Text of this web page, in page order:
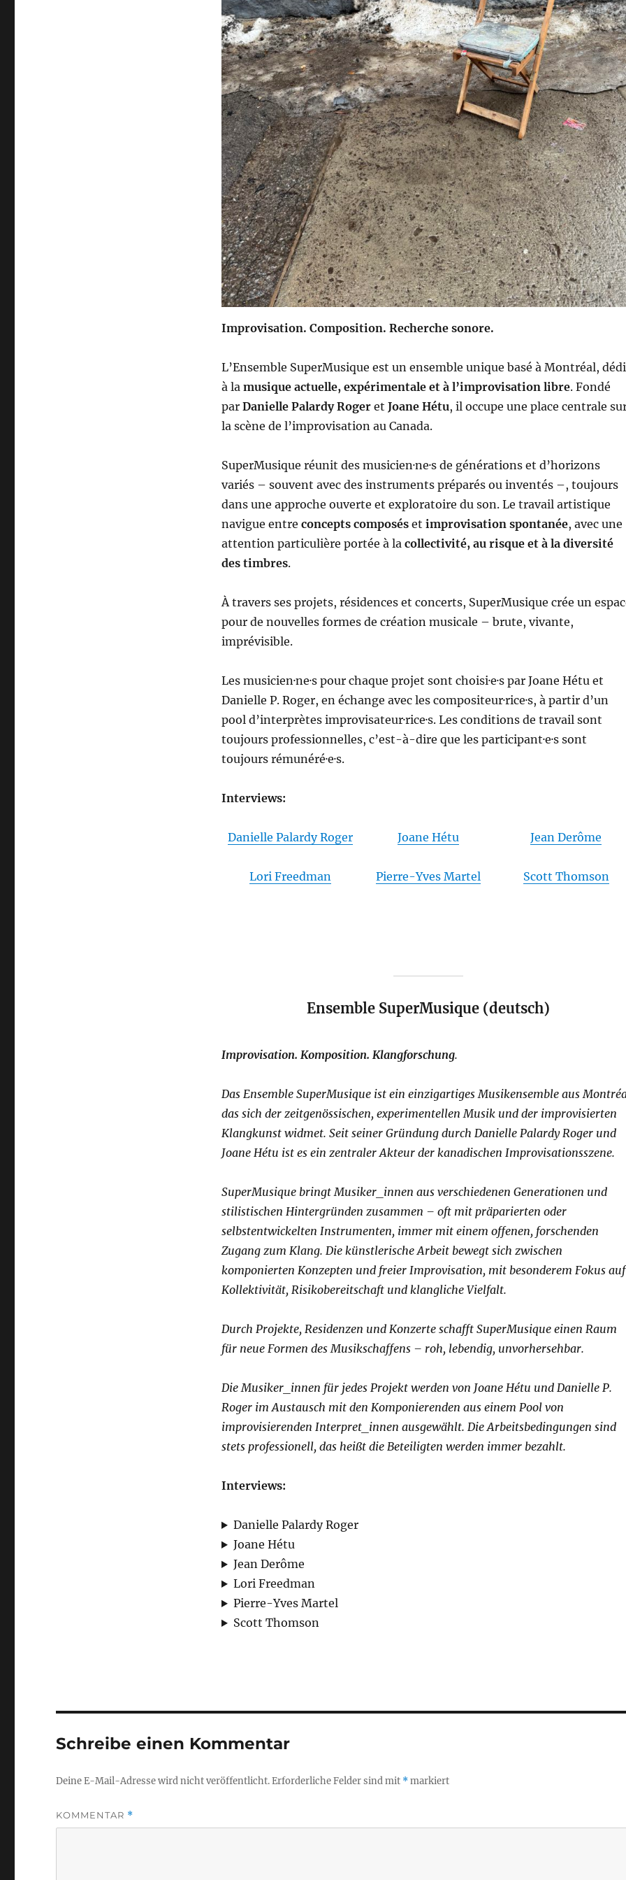
Improvisation. Composition. Recherche sonore.
L’Ensemble SuperMusique est un ensemble unique basé à Montréal,
à la musique actuelle, expérimentale et à l’improvisation libre. Fondé
par Danielle Palardy Rogeret Joane Hétu, il occupe une place centrale
la scène de l’improvisation au Canada.
SuperMusique réunit des musicien·ne·s de générations et d’horizons
variés – souvent avec des instruments préparés ou inventés –, toujours
dans une approche ouverte et exploratoire du son. Le travail artistique
navigue entre concepts composéset improvisation spontanée, avec une
attention particulière portée à la collectivité, au risque et à la diversité
des timbres.
À travers ses projets, résidences et concerts, SuperMusique crée un
pour de nouvelles formes de création musicale – brute, vivante,
imprévisible.
Les musicien·ne·s pour chaque projet sont choisi·e·s par Joane Hétu et
Danielle P. Roger, en échange avec les compositeur·rice·s, à partir d’un
pool d’interprètes improvisateur·rice·s. Les conditions de travail sont
toujours professionnelles, c’est-à-dire que les participant·e·s sont
toujours rémunéré·e·s.
Interviews:
Danielle Palardy Roger Joane Hétu Jean Derôme
Lori Freedman Pierre-Yves Martel Scott Thomson
Ensemble SuperMusique (deutsch)
Improvisation. Komposition. Klangforschung.
Das Ensemble SuperMusique ist ein einzigartiges Musikensemble aus
das sich der zeitgenössischen, experimentellen Musik und der improvisierten
Klangkunst widmet. Seit seiner Gründung durch Danielle Palardy Roger und
Joane Hétu ist es ein zentraler Akteur der kanadischen Improvisationsszene.
SuperMusique bringt Musiker_innen aus verschiedenen Generationen und
stilistischen Hintergründen zusammen – oft mit präparierten oder
selbstentwickelten Instrumenten, immer mit einem offenen, forschenden
Zugang zum Klang. Die künstlerische Arbeit bewegt sich zwischen
komponierten Konzepten und freier Improvisation, mit besonderem Fokus auf
Kollektivität, Risikobereitschaft und klangliche Vielfalt.
Durch Projekte, Residenzen und Konzerte schafft SuperMusique einen Raum
für neue Formen des Musikschaffens – roh, lebendig, unvorhersehbar.
Die Musiker_innen für jedes Projekt werden von Joane Hétu und Danielle P.
Roger im Austausch mit den Komponierenden aus einem Pool von
improvisierenden Interpret_innen ausgewählt. Die Arbeitsbedingungen sind
stets professionell, das heißt die Beteiligten werden immer bezahlt.
Interviews:
Danielle Palardy Roger
Joane Hétu
Jean Derôme
Lori Freedman
Pierre-Yves Martel
Scott Thomson
Schreibe einen Kommentar
Deine E-Mail-Adresse wird nicht veröffentlicht.Erforderliche Felder sind mit *markiert
KOMMENTAR *